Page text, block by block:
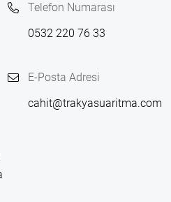
Telefon Numarası
0532 220 76 33
E-Posta Adresi
cahit@trakyasuaritma.com